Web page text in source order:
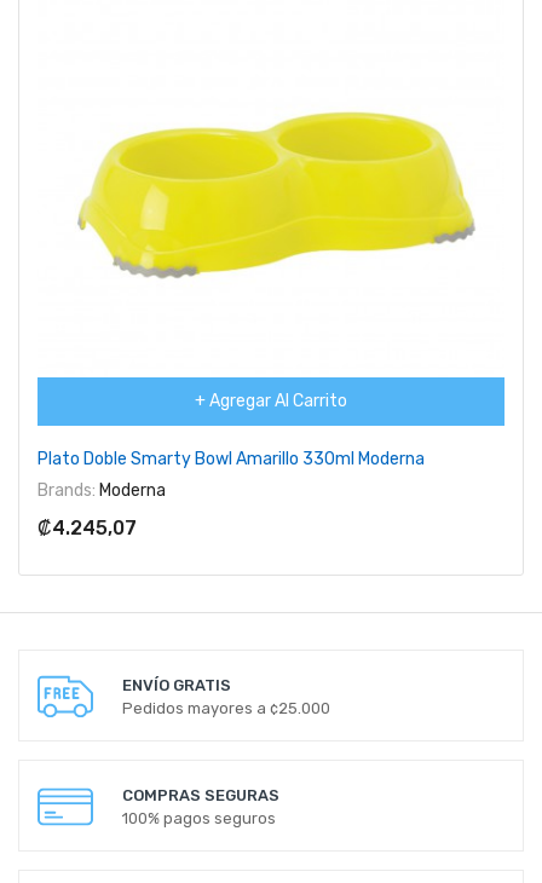
+ Agregar Al Carrito
Plato Doble Smarty Bowl Amarillo 330ml Moderna
Brands: Moderna
₡4.245,07
ENVÍO GRATIS
Pedidos mayores a ¢25.000
COMPRAS SEGURAS
100% pagos seguros